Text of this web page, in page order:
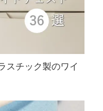
スチック製のワイ